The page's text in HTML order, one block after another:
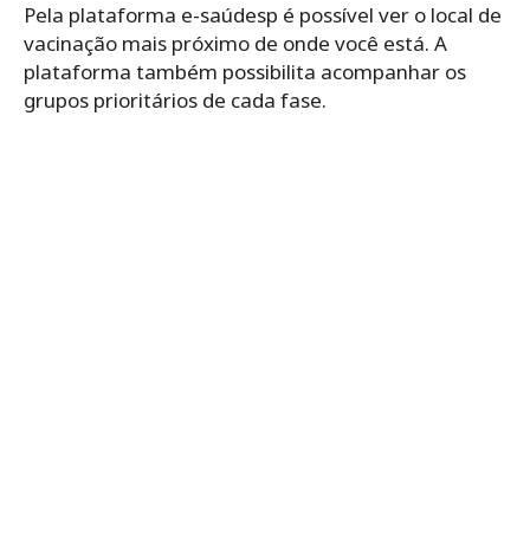
Pela plataforma e-saúdesp é possível ver o local de
vacinação mais próximo de onde você está. A
plataforma também possibilita acompanhar os
grupos prioritários de cada fase.